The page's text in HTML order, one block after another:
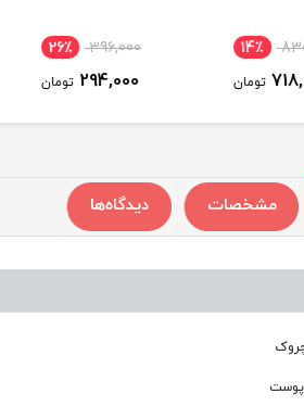
14٪
تومان
396,000 26٪
294,000 تومان
مشخصات دیدگاه‌ها
پوست